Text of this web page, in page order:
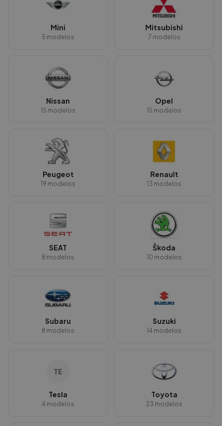
Mini
5 modelos
Mitsubishi
7 modelos
Nissan
15 modelos
Opel
15 modelos
Peugeot
19 modelos
Renault
13 modelos
SEAT
8 modelos
Škoda
10 modelos
Subaru
8 modelos
Suzuki
14 modelos
TE
Tesla
4 modelos
Toyota
23 modelos